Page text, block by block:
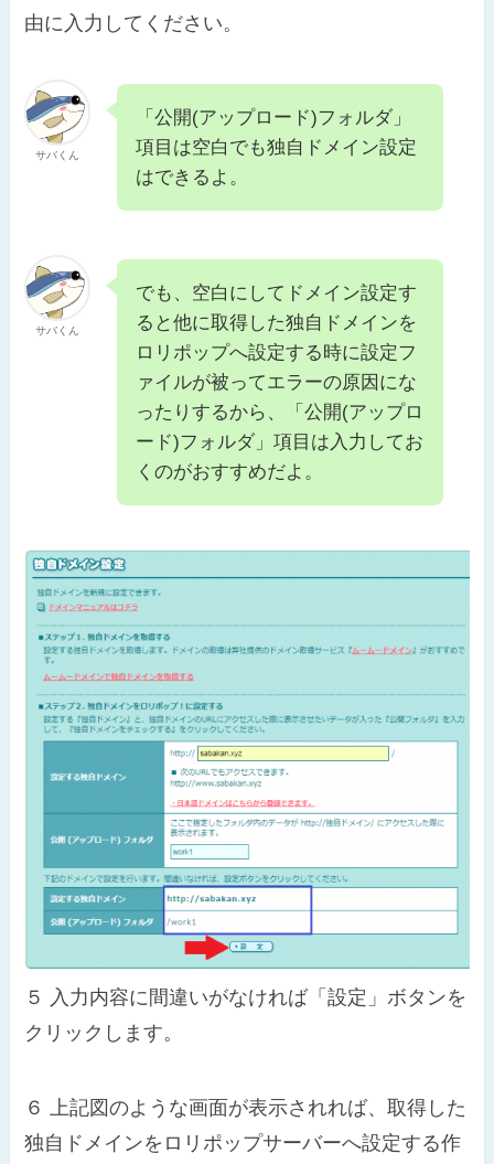
由に入力してください。
サバくん
「公開(アップロード)フォルダ」
項目は空白でも独自ドメイン設定
はできるよ。
サバくん
でも、空白にしてドメイン設定す
ると他に取得した独自ドメインを
ロリポップへ設定する時に設定フ
ァイルが被ってエラーの原因にな
ったりするから、「公開(アップロ
ード)フォルダ」項目は入力してお
くのがおすすめだよ。
５
入力内容に間違いがなければ「設定」ボタンを
クリックします。
６
上記図のような画面が表示されれば、取得した
独自ドメインをロリポップサーバーへ設定する作